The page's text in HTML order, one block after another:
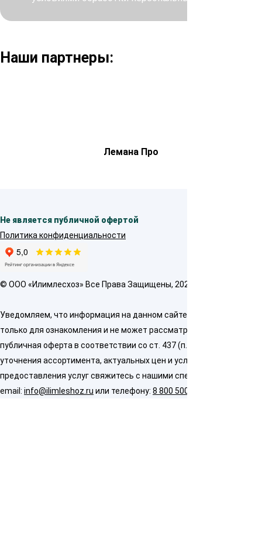
Наши партнеры:
Лемана Про
Не является публичной офертой
Политика конфиденциальности
© OOO «Илимлесхоз» Все Права Защищены, 2026
Уведомляем, что информация на данном сайте предназначена
только для ознакомления и не может рассматриваться как
публичная оферта в соответствии со ст. 437 (п. 2) ГК РФ. Для
уточнения ассортимента, актуальных цен и условий
предоставления услуг свяжитесь с нашими специалистами по
email: info@ilimleshoz.ru или телефону: 8 800 500 5437